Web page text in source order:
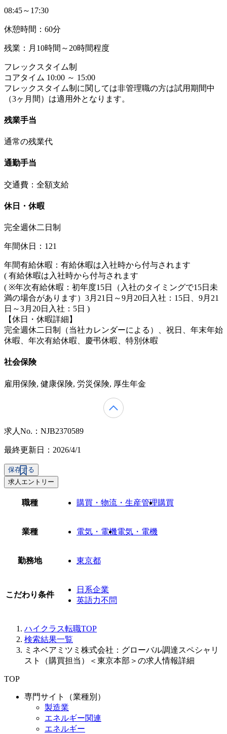
08:45～17:30
休憩時間：60分
残業：月10時間～20時間程度
フレックスタイム制
コアタイム 10:00 ～ 15:00
フレックスタイム制に関しては非管理職の方は試用期間中
（3ヶ月間）は適用外となります。
残業手当
通常の残業代
通勤手当
交通費：全額支給
休日・休暇
完全週休二日制
年間休日：121
年間有給休暇：有給休暇は入社時から付与されます
( 有給休暇は入社時から付与されます
( ※年次有給休暇：初年度15日（入社のタイミングで15日未
満の場合があります）3月21日～9月20日入社：15日、9月21
日～3月20日入社：5日 )
【休日・休暇詳細】
完全週休二日制（当社カレンダーによる）、祝日、年末年始
休暇、年次有給休暇、慶弔休暇、特別休暇
社会保険
雇用保険, 健康保険, 労災保険, 厚生年金
求人No.：NJB2370589
最終更新日：2026/4/1
保存する
求人エントリー
職種 購買・物流・生産管理購買
業種 電気・電機電気・電機
勤務地 東京都
こだわり条件
日系企業
英語力不問
ハイクラス転職TOP
検索結果一覧
ミネベアミツミ株式会社：グローバル調達スペシャリ
スト（購買担当）＜東京本部＞の求人情報詳細
TOP
専門サイト（業種別）
製造業
エネルギー関連
エネルギー